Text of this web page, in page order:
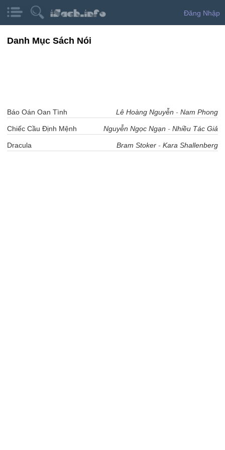
Đăng Nhập
Danh Mục Sách Nói
Báo Oán Oan Tình Lê Hoàng Nguyễn - Nam Phong
Chiếc Cầu Định Mệnh Nguyễn Ngọc Ngạn - Nhiều Tác Giả
Dracula Bram Stoker - Kara Shallenberg